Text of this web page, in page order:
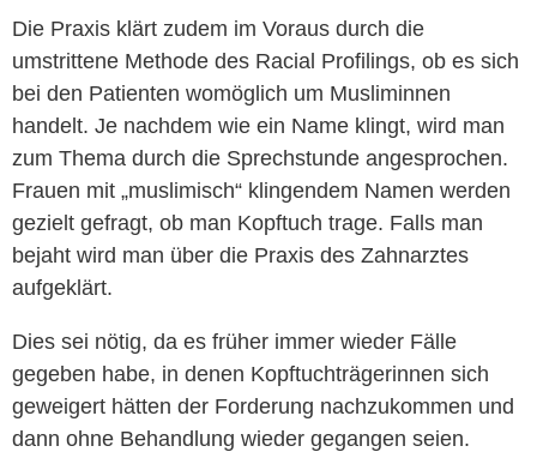
Die Praxis klärt zudem im Voraus durch die
umstrittene Methode des Racial Profilings, ob es sich
bei den Patienten womöglich um Musliminnen
handelt. Je nachdem wie ein Name klingt, wird man
zum Thema durch die Sprechstunde angesprochen.
Frauen mit „muslimisch“ klingendem Namen werden
gezielt gefragt, ob man Kopftuch trage. Falls man
bejaht wird man über die Praxis des Zahnarztes
aufgeklärt.
Dies sei nötig, da es früher immer wieder Fälle
gegeben habe, in denen Kopftuchträgerinnen sich
geweigert hätten der Forderung nachzukommen und
dann ohne Behandlung wieder gegangen seien.